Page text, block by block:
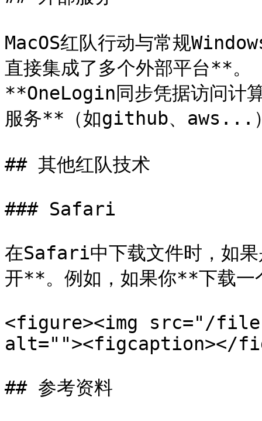
MacOS红队行动与常规
直接集成了多个外部平台**。
**OneLogin同步凭据访问计
服务**（如github、aws...
## 其他红队技术
### Safari
在Safari中下载文件时，如
开**。例如，如果你**下载
<figure><img src="/
alt=""><figcaption></
## 参考资料